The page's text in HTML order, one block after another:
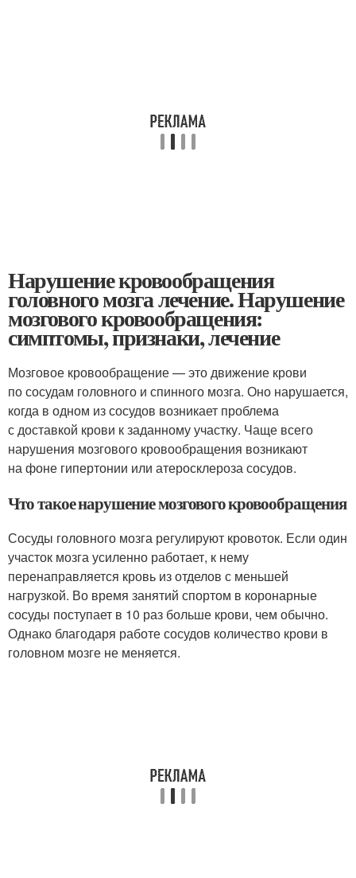
Нарушение кровообращения
головного мозга лечение. Нарушение
мозгового кровообращения:
симптомы, признаки, лечение
Мозговое кровообращение — это движение крови
по сосудам головного и спинного мозга. Оно нарушается,
когда в одном из сосудов возникает проблема
с доставкой крови к заданному участку. Чаще всего
нарушения мозгового кровообращения возникают
на фоне гипертонии или атеросклероза сосудов.
Что такое нарушение мозгового кровообращения
Сосуды головного мозга регулируют кровоток. Если один
участок мозга усиленно работает, к нему
перенаправляется кровь из отделов с меньшей
нагрузкой. Во время занятий спортом в коронарные
сосуды поступает в 10 раз больше крови, чем обычно.
Однако благодаря работе сосудов количество крови в
головном мозге не меняется.